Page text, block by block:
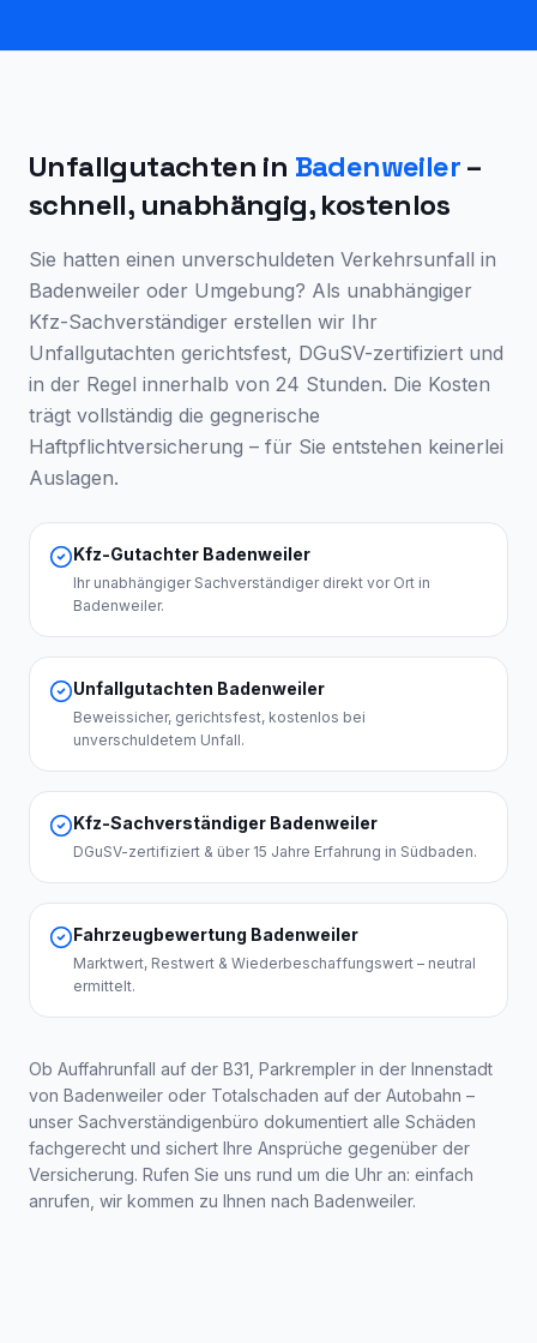
Unfallgutachten in Badenweiler–
schnell, unabhängig, kostenlos
Sie hatten einen unverschuldeten Verkehrsunfall in
Badenweiler oder Umgebung? Als unabhängiger
Kfz-Sachverständiger erstellen wir Ihr
Unfallgutachten gerichtsfest, DGuSV-zertifiziert und
in der Regel innerhalb von 24 Stunden. Die Kosten
trägt vollständig die gegnerische
Haftpflichtversicherung – für Sie entstehen keinerlei
Auslagen.
Kfz-Gutachter Badenweiler
Ihr unabhängiger Sachverständiger direkt vor Ort in
Badenweiler.
Unfallgutachten Badenweiler
Beweissicher, gerichtsfest, kostenlos bei
unverschuldetem Unfall.
Kfz-Sachverständiger Badenweiler
DGuSV-zertifiziert & über 15 Jahre Erfahrung in Südbaden.
Fahrzeugbewertung Badenweiler
Marktwert, Restwert & Wiederbeschaffungswert – neutral
ermittelt.
Ob Auffahrunfall auf der B31, Parkrempler in der Innenstadt
von Badenweiler oder Totalschaden auf der Autobahn –
unser Sachverständigenbüro dokumentiert alle Schäden
fachgerecht und sichert Ihre Ansprüche gegenüber der
Versicherung. Rufen Sie uns rund um die Uhr an: einfach
anrufen, wir kommen zu Ihnen nach Badenweiler.